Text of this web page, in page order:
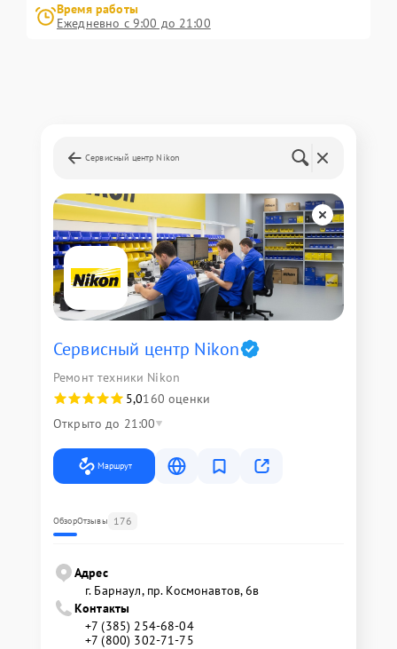
Время работы
Ежедневно с 9:00 до 21:00
Сервисный центр Nikon
Сервисный центр Nikon
Ремонт техники Nikon
5,0160 оценки
Открыто до 21:00
Маршрут
ОбзорОтзывы 176
Адрес
г. Барнаул, ​пр. Космонавтов, 6в
Контакты
+7 (385) 254-68-04
+7 (800) 302-71-75